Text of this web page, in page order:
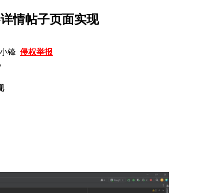
情帖子页面实现
小锋 侵权举报